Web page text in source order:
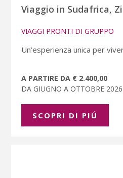
Viaggio in Sudafrica,
VIAGGI PRONTI DI GRUPPO
Un’esperienza unica per
A PARTIRE DA € 2.400,00
DA GIUGNO A OTTOBRE 2026
SCOPRI DI PIÚ